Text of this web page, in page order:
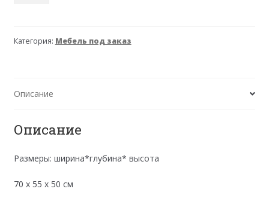
Стол
Категория: Мебель под заказ
Описание
Описание
Размеры: ширина*глубина* высота
70 х 55 х 50 см